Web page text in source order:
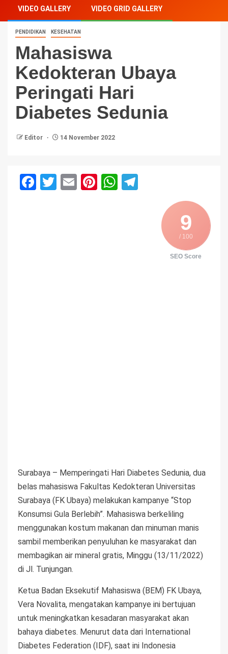
VIDEO GALLERY VIDEO GRID GALLERY
PENDIDIKAN KESEHATAN
Mahasiswa
Kedokteran Ubaya
Peringati Hari
Diabetes Sedunia
Editor 14 November 2022
Facebook
Twitter
EmailPinterest
WhatsApp
9
/ 100
SEO Score
Surabaya – Memperingati Hari Diabetes Sedunia, dua
belas mahasiswa Fakultas Kedokteran Universitas
Surabaya (FK Ubaya) melakukan kampanye “Stop
Konsumsi Gula Berlebih”. Mahasiswa berkeliling
menggunakan kostum makanan dan minuman manis
sambil memberikan penyuluhan ke masyarakat dan
membagikan air mineral gratis, Minggu (13/11/2022)
di Jl. Tunjungan.
Ketua Badan Eksekutif Mahasiswa (BEM) FK Ubaya,
Vera Novalita, mengatakan kampanye ini bertujuan
untuk meningkatkan kesadaran masyarakat akan
bahaya diabetes. Menurut data dari International
Diabetes Federation (IDF), saat ini Indonesia